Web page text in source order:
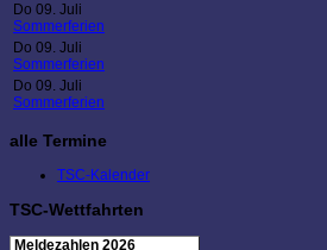
Do 09. Juli
Sommerferien
Do 09. Juli
Sommerferien
Do 09. Juli
Sommerferien
alle Termine
TSC-Kalender
TSC-Wettfahrten
Meldezahlen 2026